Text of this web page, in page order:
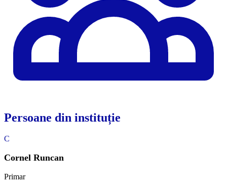
Persoane din instituție
C
Cornel Runcan
Primar